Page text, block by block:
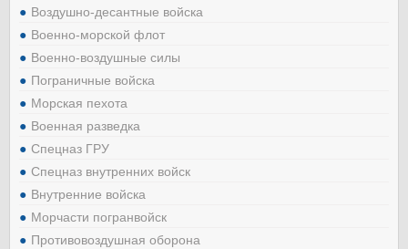
Воздушно-десантные войска
Военно-морской флот
Военно-воздушные силы
Пограничные войска
Морская пехота
Военная разведка
Спецназ ГРУ
Спецназ внутренних войск
Внутренние войска
Морчасти погранвойск
Противовоздушная оборона